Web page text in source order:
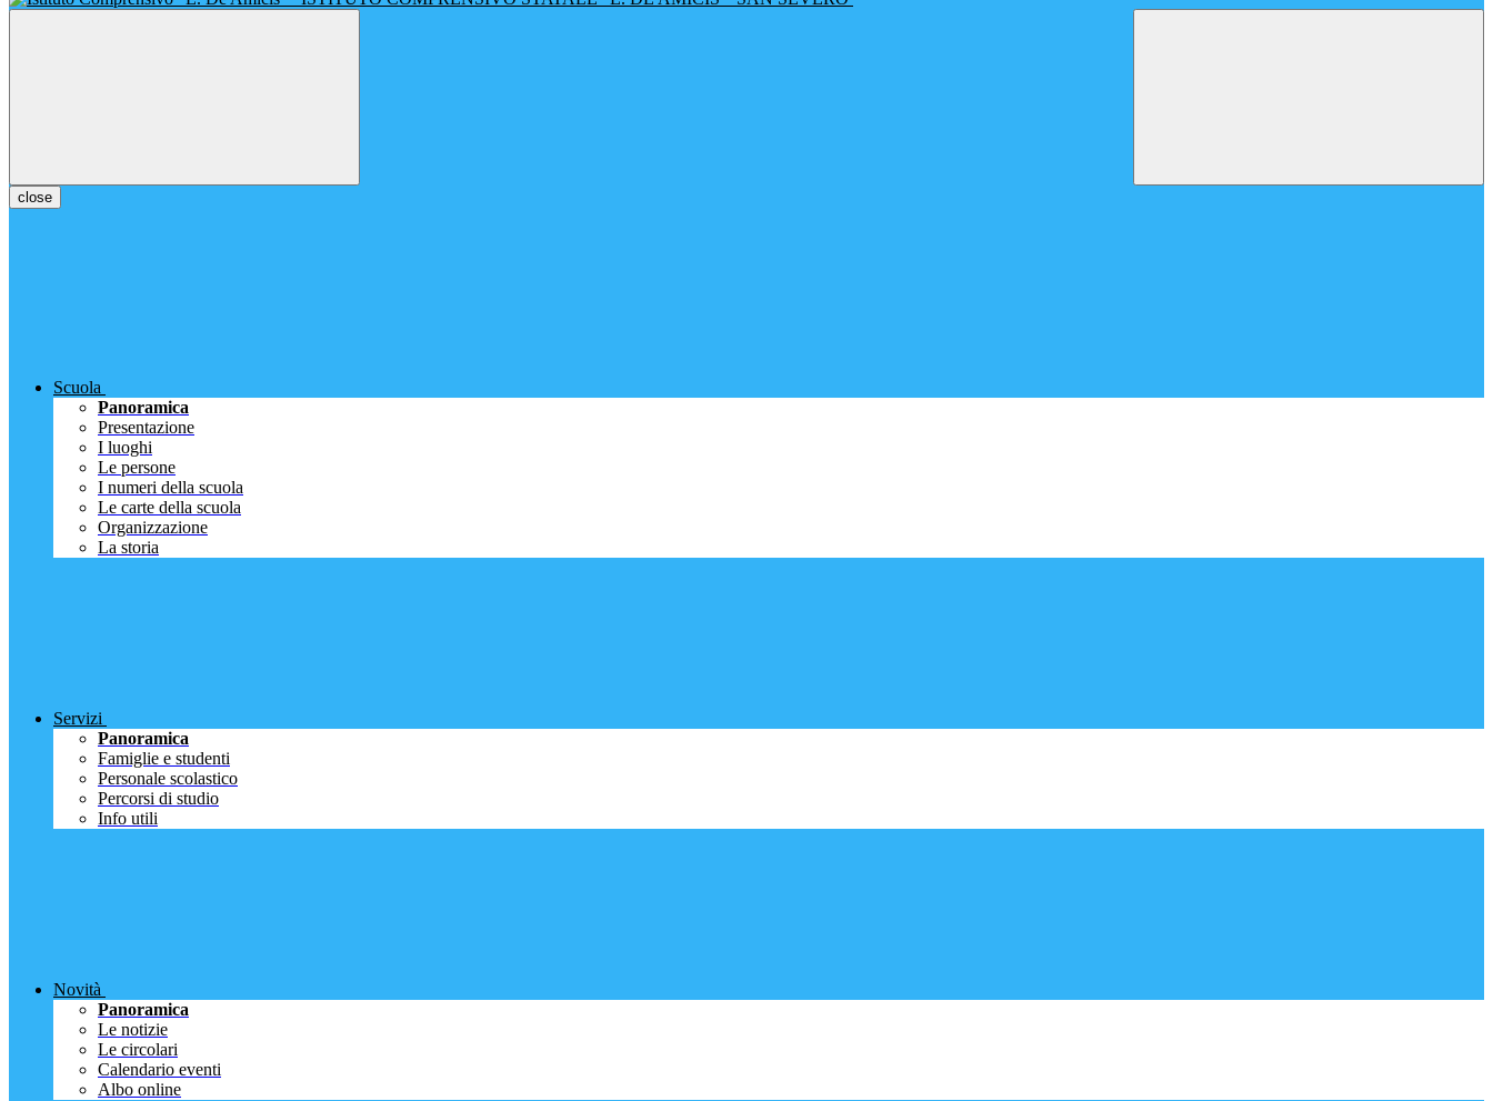
close
Scuola
Panoramica
Presentazione
I luoghi
Le persone
I numeri della scuola
Le carte della scuola
Organizzazione
La storia
Servizi
Panoramica
Famiglie e studenti
Personale scolastico
Percorsi di studio
Info utili
Novità
Panoramica
Le notizie
Le circolari
Calendario eventi
Albo online